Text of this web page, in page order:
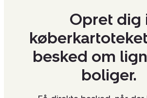
Opret dig
besked om
boliger.